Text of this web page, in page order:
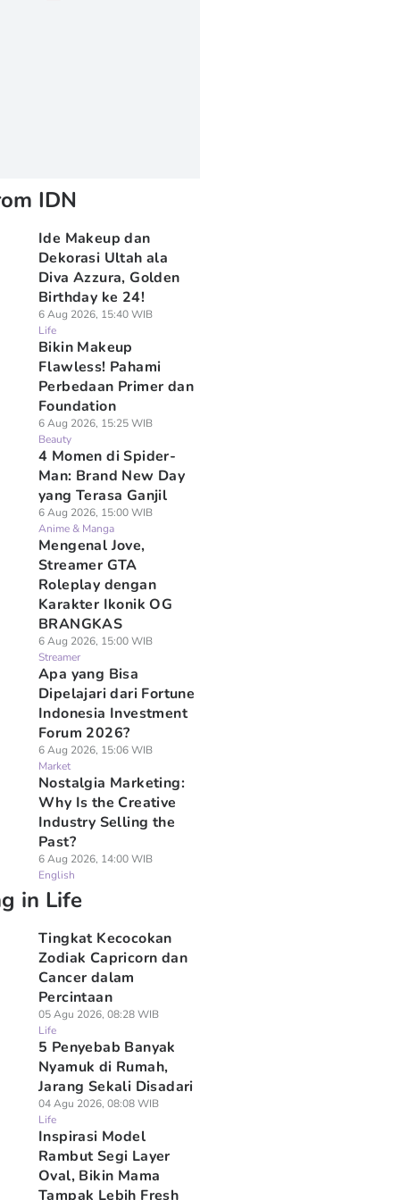
IDN
Ide Makeup dan
Dekorasi Ultah ala
Diva Azzura, Golden
Birthday ke 24!
6 Aug 2026, 15:40 WIB
Life
Bikin Makeup
Flawless! Pahami
Perbedaan Primer dan
Foundation
6 Aug 2026, 15:25 WIB
Beauty
4 Momen di Spider-
Man: Brand New Day
yang Terasa Ganjil
6 Aug 2026, 15:00 WIB
Anime & Manga
Mengenal Jove,
Streamer GTA
Roleplay dengan
Karakter Ikonik OG
BRANGKAS
6 Aug 2026, 15:00 WIB
Streamer
Apa yang Bisa
Dipelajari dari Fortune
Indonesia Investment
Forum 2026?
6 Aug 2026, 15:06 WIB
Market
Nostalgia Marketing:
Why Is the Creative
Industry Selling the
Past?
6 Aug 2026, 14:00 WIB
English
in Life
Tingkat Kecocokan
Zodiak Capricorn dan
Cancer dalam
Percintaan
05 Agu 2026, 08:28 WIB
Life
5 Penyebab Banyak
Nyamuk di Rumah,
Jarang Sekali Disadari
04 Agu 2026, 08:08 WIB
Life
Inspirasi Model
Rambut Segi Layer
Oval, Bikin Mama
Tampak Lebih Fresh